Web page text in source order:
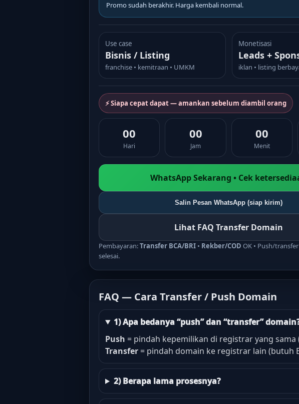
Promo sudah berakhir. Harga kembali normal.
Use case
Bisnis / Listing
franchise • kemitraan • UMKM
Monetisasi
Leads +
iklan • listing
⚡ Siapa cepat dapat — amankan sebelum diambil orang
00
Hari
00
Jam
00
Menit
WhatsApp Sekarang • Cek
Salin Pesan WhatsApp (siap kirim)
Lihat FAQ Transfer Domain
Pembayaran:Transfer BCA/BRI • Rekber/COD OK • Push/
selesai.
FAQ — Cara Transfer / Push Domain
1) Apa bedanya “push” dan “transfer”
Push = pindah kepemilikan di registrar yang sama
Transfer = pindah domain ke registrar lain (butuh
2) Berapa lama prosesnya?